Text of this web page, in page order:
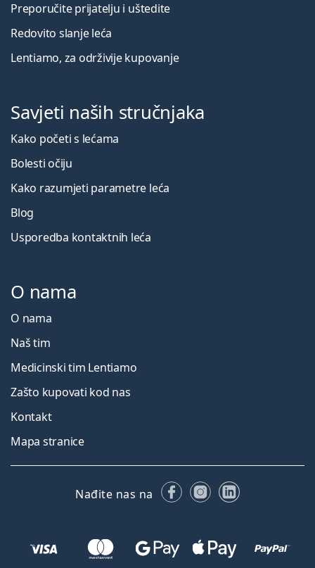
Preporučite prijatelju i uštedite
Redovito slanje leća
Lentiamo, za održivije kupovanje
Savjeti naših stručnjaka
Kako početi s lećama
Bolesti očiju
Kako razumjeti parametre leća
Blog
Usporedba kontaktnih leća
O nama
O nama
Naš tim
Medicinski tim Lentiamo
Zašto kupovati kod nas
Kontakt
Mapa stranice
Nađite nas na FacebookuInstagramu
LinkedIn